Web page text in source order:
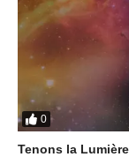
0
Tenons la